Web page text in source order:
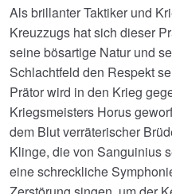
Als brillanter Taktiker und
Kreuzzugs hat sich dieser
seine bösartige Natur und
Schlachtfeld den Respekt
Prätor wird in den Krieg
Kriegsmeisters Horus
dem Blut verräterischer
Klinge, die von Sanguinius
eine schreckliche